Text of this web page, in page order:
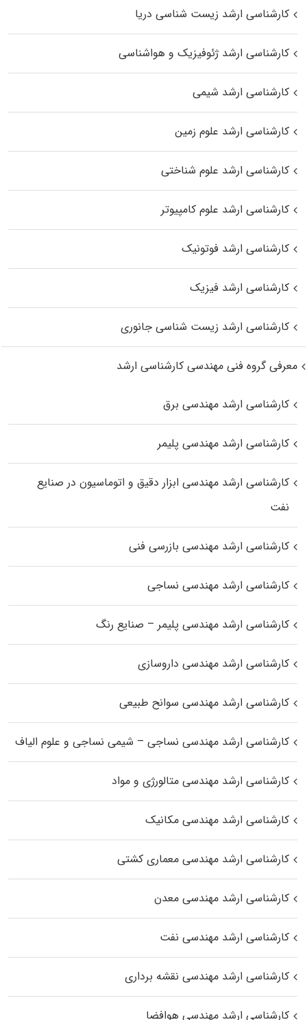
کارشناسی ارشد زیست‌ شناسی دریا
کارشناسی ارشد ژئوفیزیک و هواشناسی
کارشناسی ارشد شیمی
کارشناسی ارشد علوم زمین
کارشناسی ارشد علوم شناختی
کارشناسی ارشد علوم کامپیوتر
کارشناسی ارشد فوتونیک
کارشناسی ارشد فیزیک
کارشناسی ارشد زیست‌ شناسی جانوری
معرفی گروه فنی مهندسی کارشناسی ارشد
کارشناسی ارشد مهندسی برق
کارشناسی ارشد مهندسی پلیمر
کارشناسی ارشد مهندسی ابزار دقیق و اتوماسیون در صنایع
نفت
کارشناسی ارشد مهندسی بازرسی فنی
کارشناسی ارشد مهندسی نساجی
کارشناسی ارشد مهندسی پلیمر – صنایع رنگ
کارشناسی ارشد مهندسی داروسازی
کارشناسی ارشد مهندسی سوانح طبیعی
کارشناسی ارشد مهندسی نساجی – شیمی نساجی و علوم الیاف
کارشناسی ارشد مهندسی متالورژی و مواد
کارشناسی ارشد مهندسی مکانیک
کارشناسی ارشد مهندسی معماری کشتی
کارشناسی ارشد مهندسی معدن
کارشناسی ارشد مهندسی نفت
کارشناسی ارشد مهندسی نقشه برداری
کارشناسی ارشد مهندسی هوافضا